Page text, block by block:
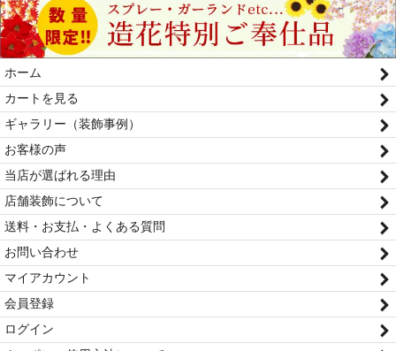
ホーム
カートを見る
ギャラリー（装飾事例）
お客様の声
当店が選ばれる理由
店舗装飾について
送料・お支払・よくある質問
お問い合わせ
マイアカウント
会員登録
ログイン